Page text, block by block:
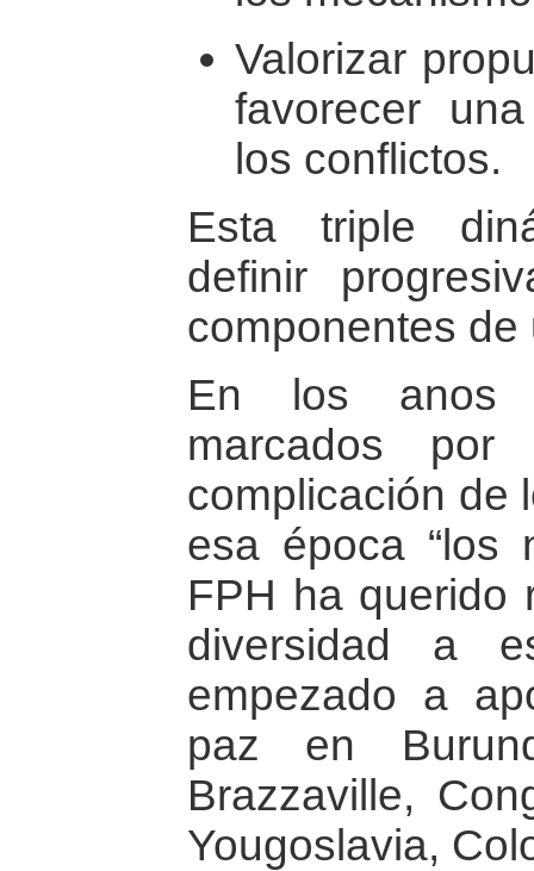
Valorizar
favorecer
los conflictos.
Esta triple
definir
componentes de
En los anos
marcados
complicación de
esa época “los
FPH ha querido
diversidad a
empezado a
paz en
Brazzaville,
Yougoslavia,